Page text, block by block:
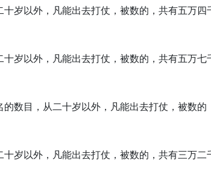
岁以外，凡能出去打仗，被数的，共有五万四
岁以外，凡能出去打仗，被数的，共有五万七
数目，从二十岁以外，凡能出去打仗，被数
岁以外，凡能出去打仗，被数的，共有三万二